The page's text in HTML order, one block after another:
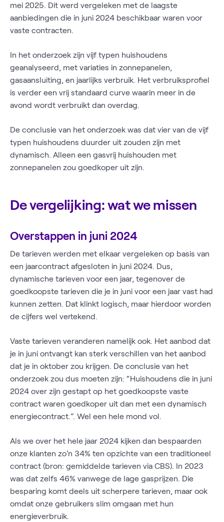
mei 2025. Dit werd vergeleken met de laagste
aanbiedingen die in juni 2024 beschikbaar waren voor
vaste contracten.
In het onderzoek zijn vijf typen huishoudens
geanalyseerd, met variaties in zonnepanelen,
gasaansluiting, en jaarlijks verbruik. Het verbruiksprofiel
is verder een vrij standaard curve waarin meer in de
avond wordt verbruikt dan overdag.
De conclusie van het onderzoek was dat vier van de vijf
typen huishoudens duurder uit zouden zijn met
dynamisch. Alleen een gasvrij huishouden met
zonnepanelen zou goedkoper uit zijn.
De vergelijking: wat we missen
Overstappen in juni 2024
De tarieven werden met elkaar vergeleken op basis van
een jaarcontract afgesloten in juni 2024. Dus,
dynamische tarieven voor een jaar, tegenover de
goedkoopste tarieven die je in juni voor een jaar vast had
kunnen zetten. Dat klinkt logisch, maar hierdoor worden
de cijfers wel vertekend.
Vaste tarieven veranderen namelijk ook. Het aanbod dat
je in juni ontvangt kan sterk verschillen van het aanbod
dat je in oktober zou krijgen. De conclusie van het
onderzoek zou dus moeten zijn: “Huishoudens die in juni
2024 over zijn gestapt op het goedkoopste vaste
contract waren goedkoper uit dan met een dynamisch
energiecontract.”. Wel een hele mond vol.
Als we over het hele jaar 2024 kijken dan bespaarden
onze klanten zo’n 34% ten opzichte van een traditioneel
contract (bron: gemiddelde tarieven via CBS). In 2023
was dat zelfs 46% vanwege de lage gasprijzen. Die
besparing komt deels uit scherpere tarieven, maar ook
omdat onze gebruikers slim omgaan met hun
energieverbruik.